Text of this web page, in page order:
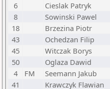
6
Cieslak Patryk
8
Sowinski Pawel
18
Brzezina Piotr
43
Ochedzan Filip
45
Witczak Borys
50
Oglaza Dawid
4
FM Seemann Jakub
41
Krawczyk Flawian